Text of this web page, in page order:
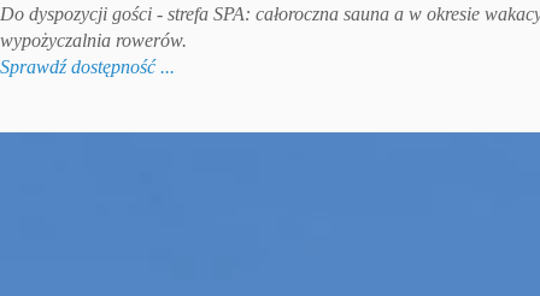
Do dyspozycji gości - strefa SPA: całoroczna sauna a w okresie
wypożyczalnia rowerów.
Sprawdź dostępność ...